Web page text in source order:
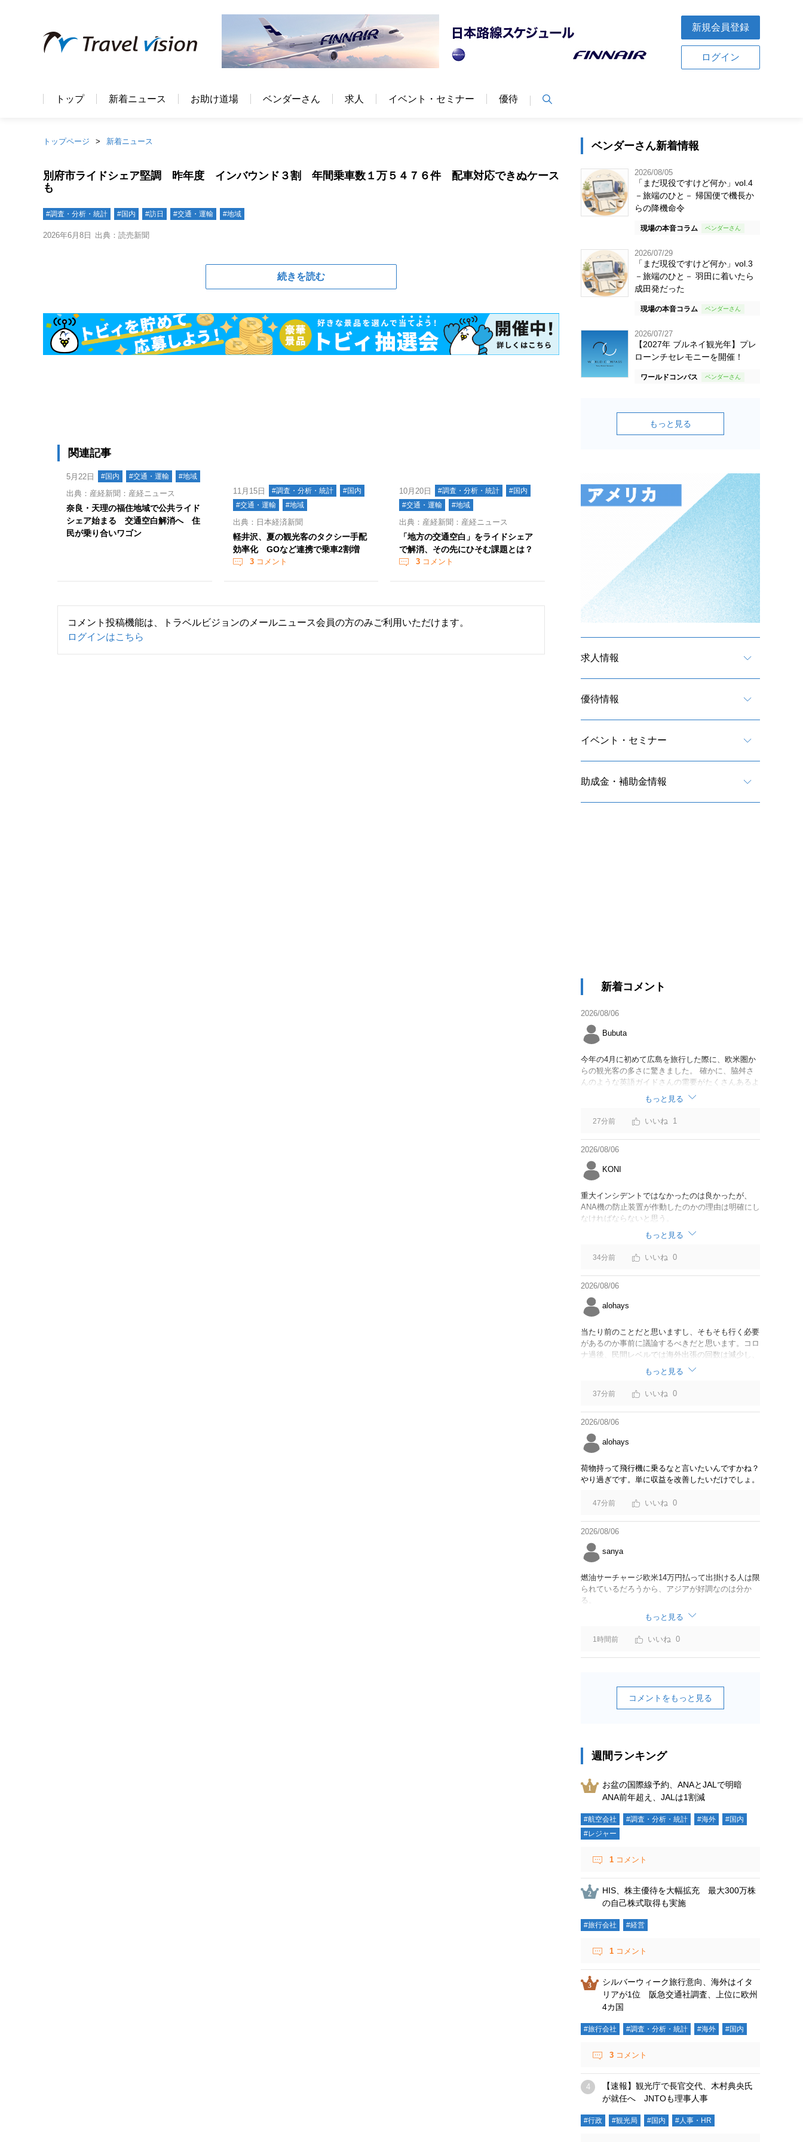
新規会員登録
ログイン
トップ 新着ニュース お助け道場 ベンダーさん 求人 イベント・セミナー 優待
トップページ 新着ニュース
別府市ライドシェア堅調 昨年度 インバウンド３割 年間乗車数１万５４７６件 配車対応できぬケース
も
#調査・分析・統計 #国内 #訪日 #交通・運輸 #地域
2026年6月8日 出典：読売新聞
続きを読む
関連記事
5月22日 #国内 #交通・運輸 #地域
出典：産経新聞：産経ニュース
奈良・天理の福住地域で公共ライド
シェア始まる 交通空白解消へ 住
民が乗り合いワゴン
11月15日 #調査・分析・統計
#国内
#交通・運輸
#地域
出典：日本経済新聞
軽井沢、夏の観光客のタクシー手配
効率化 GOなど連携で乗車2割増
3コメント
10月20日 #調査・分析・統計
#国内
#交通・運輸
#地域
出典：産経新聞：産経ニュース
「地方の交通空白」をライドシェア
で解消、その先にひそむ課題とは？
3 コメント
コメント投稿機能は、トラベルビジョンのメールニュース会員の方のみご利用いただけます。
ログインはこちら
ベンダーさん新着情報
2026/08/05
「まだ現役ですけど何か」vol.4
－旅端のひと－ 帰国便で機長か
らの降機命令
現場の本音コラム
2026/07/29
「まだ現役ですけど何か」vol.3
－旅端のひと－ 羽田に着いたら
成田発だった
現場の本音コラム
2026/07/27
【2027年 ブルネイ観光年】プレ
ローンチセレモニーを開催！
ワールドコンパス
もっと見る
求人情報
優待情報
イベント・セミナー
助成金・補助金情報
新着コメント
2026/08/06
Bubuta
今年の4月に初めて広島を旅行した際に、欧米圏か
らの観光客の多さに驚きました。 確かに、脇舛さ
んのような英語ガイドさんの需要がたくさんあるよ
もっと見る
27分前 1
2026/08/06
KONI
重大インシデントではなかったのは良かったが、
ANA機の防止装置が作動したのかの理由は明確にし
なければならないと思う。
もっと見る
34分前 0
2026/08/06
alohays
当たり前のことだと思いますし、そもそも行く必要
があるのか事前に議論するべきだと思います。コロ
ナ過後、民間レベルでは海外出張の回数は減少し、
リモートでやり取りするのが普通になっています
し。貴重な税金を使うなら費用対効果をキチンと周
知してからにして下さい。
もっと見る
37分前 0
2026/08/06
alohays
荷物持って飛行機に乗るなと言いたいんですかね？
やり過ぎです。単に収益を改善したいだけでしょ。
47分前 0
2026/08/06
sanya
燃油サーチャージ欧米14万円払って出掛ける人は限
られているだろうから、アジアが好調なのは分か
る。
もっと見る
1時間前 0
コメントをもっと見る
週間ランキング
お盆の国際線予約、ANAとJALで明暗
ANA前年超え、JALは1割減
#航空会社 #調査・分析・統計 #海外
#国内
#レジャー
1 コメント
HIS、株主優待を大幅拡充 最大300万株
の自己株式取得も実施
#旅行会社 #経営
1 コメント
シルバーウィーク旅行意向、海外はイタ
リアが1位 阪急交通社調査、上位に欧州
4カ国
#旅行会社 #調査・分析・統計 #海外 #国内
3 コメント
【速報】観光庁で長官交代、木村典央氏
が就任へ JNTOも理事人事
#行政 #観光局 #国内 #人事・HR